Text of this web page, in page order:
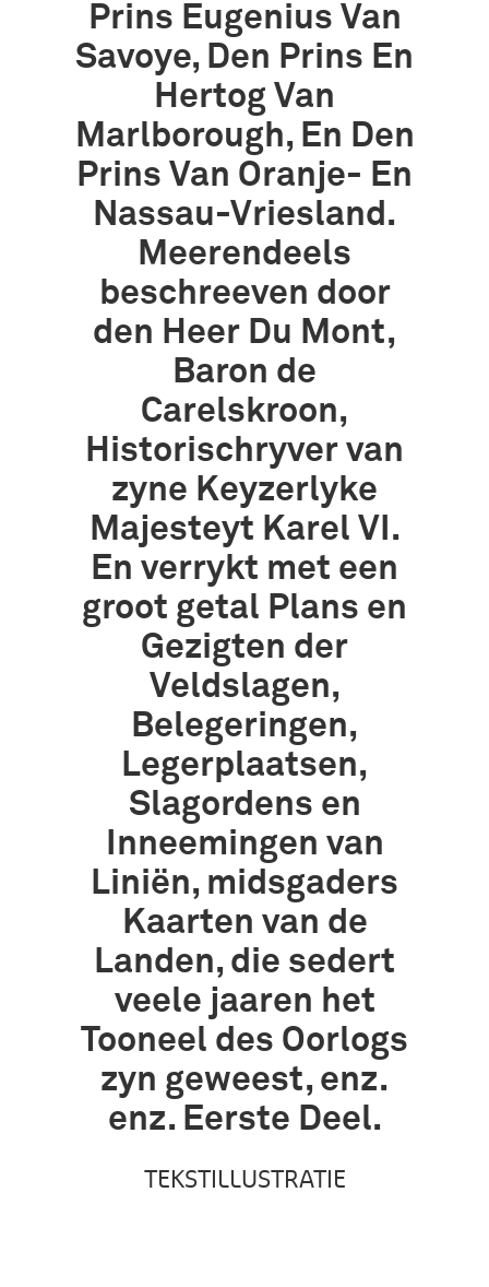
Prins Eugenius Van
Savoye, Den Prins En
Hertog Van
Marlborough, En Den
Prins Van Oranje- En
Nassau-Vriesland.
Meerendeels
beschreeven door
den Heer Du Mont,
Baron de
Carelskroon,
Historischryver van
zyne Keyzerlyke
Majesteyt Karel VI.
En verrykt met een
groot getal Plans en
Gezigten der
Veldslagen,
Belegeringen,
Legerplaatsen,
Slagordens en
Inneemingen van
Liniën, midsgaders
Kaarten van de
Landen, die sedert
veele jaaren het
Tooneel des Oorlogs
zyn geweest, enz.
enz. Eerste Deel.
TEKSTILLUSTRATIE